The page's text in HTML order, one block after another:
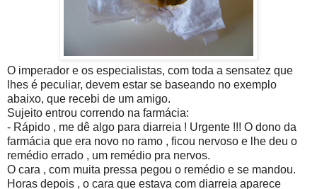
O imperador e os especialistas, com toda a sensatez que
lhes é peculiar, devem estar se baseando no exemplo
abaixo, que recebi de um amigo.
Sujeito entrou correndo na farmácia:
- Rápido , me dê algo para diarreia ! Urgente !!! O dono da
farmácia que era novo no ramo , ficou nervoso e lhe deu o
remédio errado , um remédio pra nervos.
O cara , com muita pressa pegou o remédio e se mandou.
Horas depois , o cara que estava com diarreia aparece